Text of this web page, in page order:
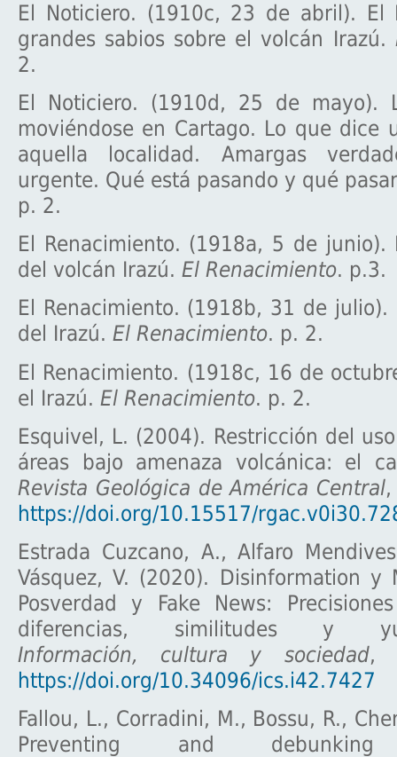
El Noticiero. (1910c, 23 de abril). El
grandes sabios sobre el volcán Irazú.
2.
El Noticiero. (1910d, 25 de mayo).
moviéndose en Cartago. Lo que dice
aquella localidad. Amargas
urgente. Qué está pasando y qué
p. 2.
El Renacimiento. (1918a, 5 de junio).
del volcán Irazú. El Renacimiento. p.3.
El Renacimiento. (1918b, 31 de julio).
del Irazú. El Renacimiento. p. 2.
El Renacimiento. (1918c, 16 de
el Irazú. El Renacimiento. p. 2.
Esquivel, L. (2004). Restricción del
áreas bajo amenaza volcánica: el
Revista Geológica de América Central
https://doi.org/10.15517/
Estrada Cuzcano, A., Alfaro
Vásquez, V. (2020). Disinformation y
Posverdad y Fake News:
diferencias, similitudes y
Información, cultura y sociedad,
https://doi.org/10.34096/ics.i42.7427
Fallou, L., Corradini, M., Bossu, R.,
Preventing and debunking